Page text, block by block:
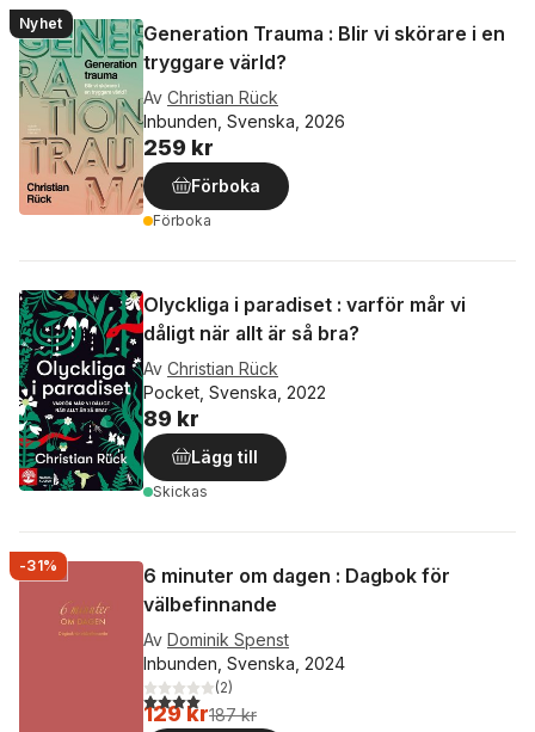
Nyhet
Generation Trauma : Blir vi skörare i en
tryggare värld?
Av Christian Rück
Inbunden, Svenska, 2026
259 kr
Förboka
Förboka
Olyckliga i paradiset : varför mår vi
dåligt när allt är så bra?
Av Christian Rück
Pocket, Svenska, 2022
89 kr
Lägg till
Skickas
-31%
6 minuter om dagen : Dagbok för
välbefinnande
Av Dominik Spenst
Inbunden, Svenska, 2024
4,0utav 5 stjärnor. Totalt antal röster:
(2)
129 kr187 kr